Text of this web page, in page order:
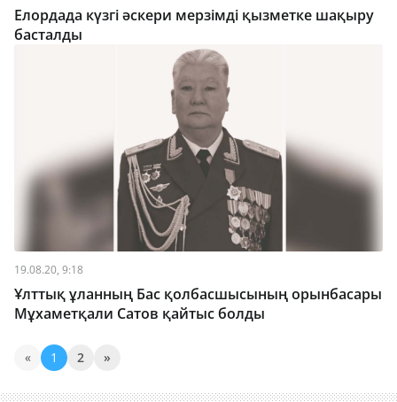
Елордада күзгі әскери мерзімді қызметке шақыру
басталды
19.08.20, 9:18
Ұлттық ұланның Бас қолбасшысының орынбасары
Мұхаметқали Сатов қайтыс болды
« 1 2 »